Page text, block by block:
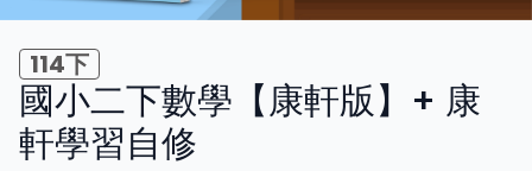
114下
國小二下數學【康軒版】+ 康
軒學習自修